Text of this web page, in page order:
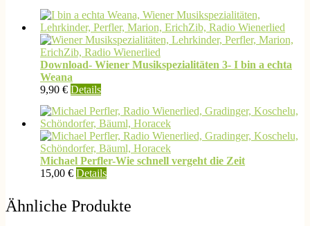
Download- Wiener Musikspezialitäten 3- I bin a echta
Weana
9,90 € Details
Michael Perfler-Wie schnell vergeht die Zeit
15,00 € DetailsDieses
weist
mehrere
Ähnliche Produkte